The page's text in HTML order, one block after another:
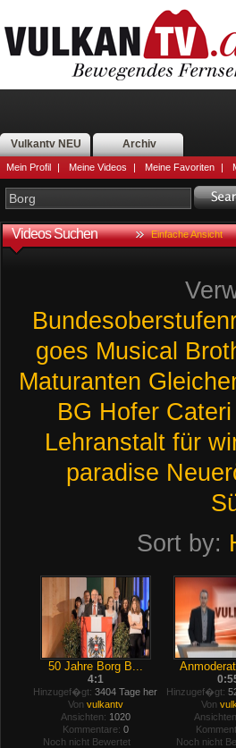
Vulkantv NEU Archiv
Mein Profil | Meine Videos | Meine Favoriten |
Videos Suchen Einfache Ansicht
goes Musical
Maturanten
BG Hofer Cateri
Lehranstalt für
paradise
Sort by:
50 Jahre Borg B...
4:1
Hinzugef�gt: 3404 Tage her
Von vulkantv
Ansichten: 1020
Kommentare: 0
Noch nicht Bewertet
Hinzugef�gt:
Von
Noch nicht